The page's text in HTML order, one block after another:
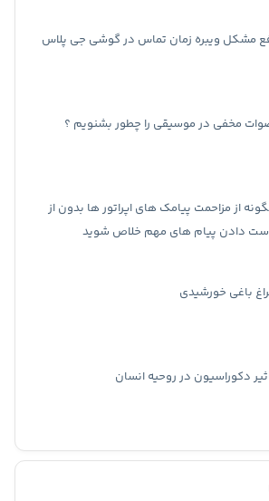
مشکل ویبره زمان تماس در گوشی جی پلاس
مخفی در موسیقی را چطور بشنویم ؟
از مزاحمت پیامک های اپراتور ها بدون از
دادن پیام های مهم خلاص شوید
باغی خورشیدی
دکوراسیون در روحیه انسان